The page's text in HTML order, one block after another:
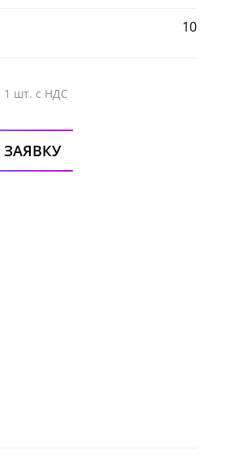
10
1 шт. с НДС
ЗАЯВКУ